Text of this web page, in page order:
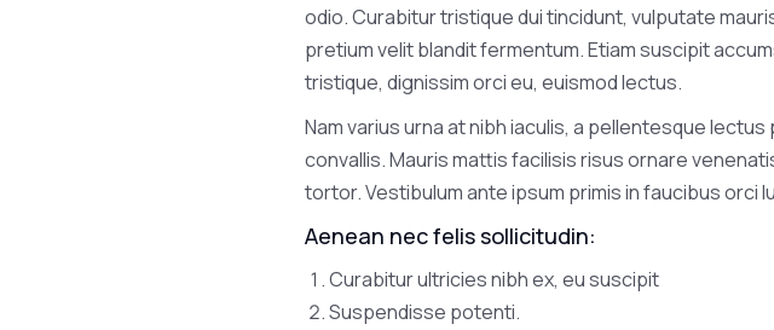
odio. Curabitur tristique dui tincidunt, vulputate
pretium velit blandit fermentum. Etiam suscipit
tristique, dignissim orci eu, euismod lectus.
Nam varius urna at nibh iaculis, a pellentesque
convallis. Mauris mattis facilisis risus ornare
tortor. Vestibulum ante ipsum primis in faucibus orci
Aenean nec felis sollicitudin:
Curabitur ultricies nibh ex, eu suscipit
Suspendisse potenti.